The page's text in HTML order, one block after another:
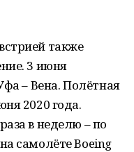
также
3 июня
– Вена. Полётная
2020 года.
в неделю – по
самолёте Boeing